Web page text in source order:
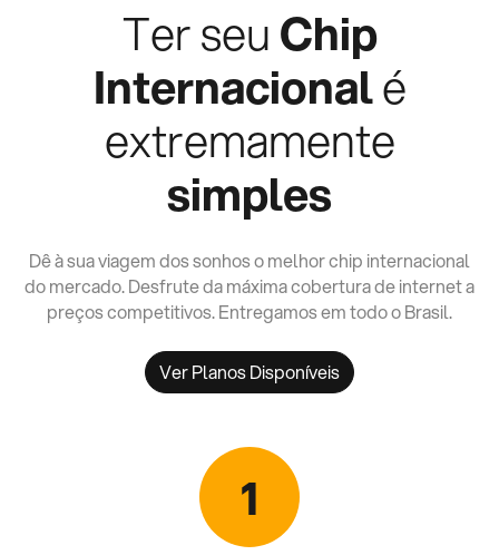
Ter seuChip
Internacionalé
extremamente
simples
Dê à sua viagem dos sonhos o melhor chip internacional
do mercado. Desfrute da máxima cobertura de internet a
preços competitivos. Entregamos em todo o Brasil.
Ver Planos Disponíveis
1